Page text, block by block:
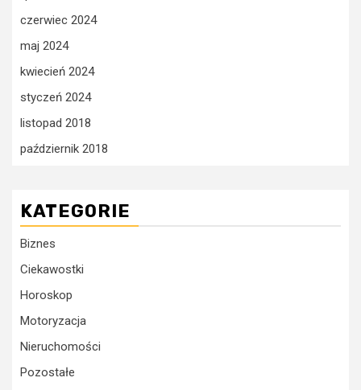
czerwiec 2024
maj 2024
kwiecień 2024
styczeń 2024
listopad 2018
październik 2018
KATEGORIE
Biznes
Ciekawostki
Horoskop
Motoryzacja
Nieruchomości
Pozostałe